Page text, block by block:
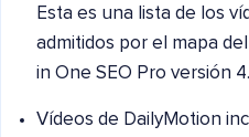
Esta es una lista de los
admitidos por el mapa
in One SEO Pro versión
Vídeos de DailyMotion